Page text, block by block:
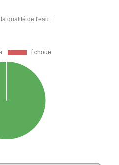
qualité de l'eau :